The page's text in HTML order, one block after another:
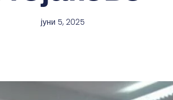
јуни 5, 2025